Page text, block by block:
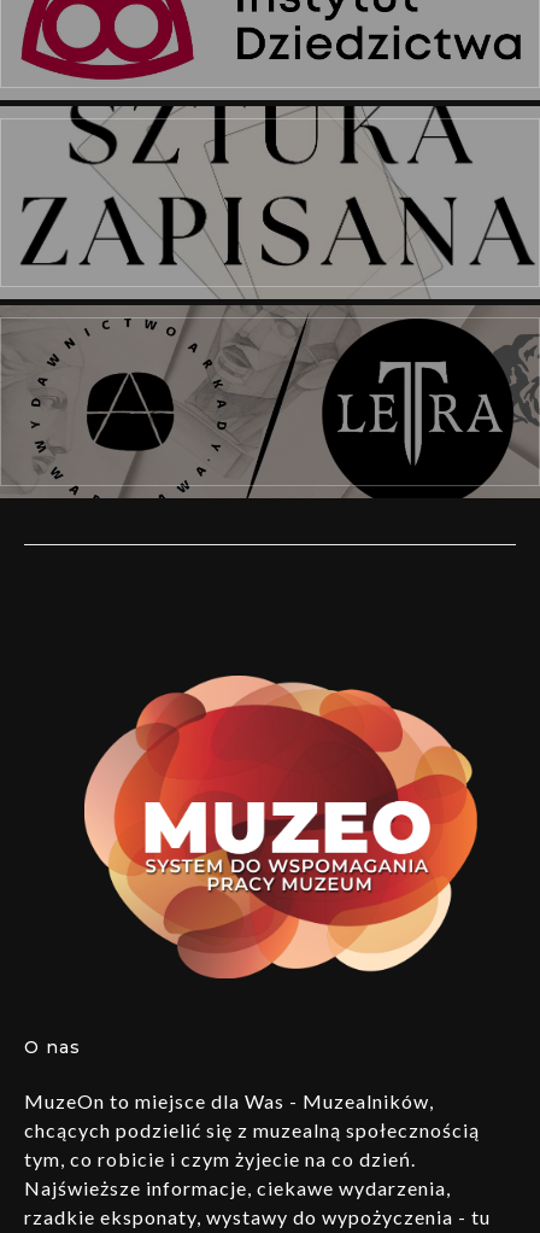
O nas
MuzeOn to miejsce dla Was - Muzealników,
chcących podzielić się z muzealną społecznością
tym, co robicie i czym żyjecie na co dzień.
Najświeższe informacje, ciekawe wydarzenia,
rzadkie eksponaty, wystawy do wypożyczenia - tu